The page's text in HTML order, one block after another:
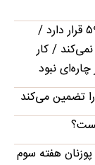
کشور در شرایط مشابه پذیرش قطعنامه ۵۹۸ قرار دارد /
/ کار
نبود
تضمین می‌کند
هفته سوم